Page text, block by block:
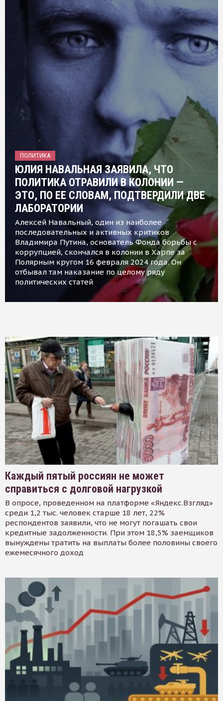
ПОЛИТИКА
ЮЛИЯ НАВАЛЬНАЯ ЗАЯВИЛА, ЧТО
ПОЛИТИКА ОТРАВИЛИ В КОЛОНИИ —
ЭТО, ПО ЕЕ СЛОВАМ, ПОДТВЕРДИЛИ ДВЕ
ЛАБОРАТОРИИ
Алексей Навальный, один из наиболее
последовательных и активных критиков
Владимира Путина, основатель Фонда борьбы с
коррупцией, скончался в колонии в Харпе за
Полярным кругом 16 февраля 2024 года. Он
отбывал там наказание по целому ряду
политических статей
Каждый пятый россиян не может
справиться с долговой нагрузкой
В опросе, проведенном на платформе «Яндекс.Взгляд»
среди 1,2 тыс. человек старше 18 лет, 22%
респондентов заявили, что не могут погашать свои
кредитные задолженности. При этом 18,5% заемщиков
вынуждены тратить на выплаты более половины своего
ежемесячного доход